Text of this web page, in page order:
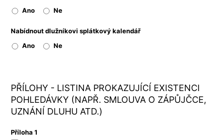
Ano
Ne
Nabídnout dlužníkovi splátkový kalendář
Ano
Ne
PŘÍLOHY - LISTINA PROKAZUJÍCÍ EXISTENCI
POHLEDÁVKY (NAPŘ. SMLOUVA O ZÁPŮJČCE,
UZNÁNÍ DLUHU ATD.)
Příloha 1